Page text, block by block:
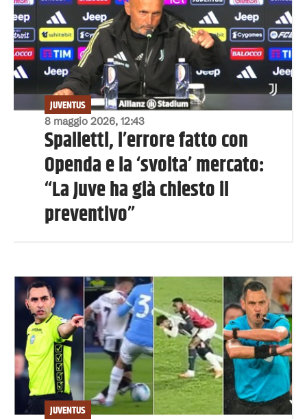
8 maggio 2026, 12:43
JUVENTUS
Spalletti, l’errore fatto con
Openda e la ‘svolta’ mercato:
“La Juve ha già chiesto il
preventivo”
JUVENTUS